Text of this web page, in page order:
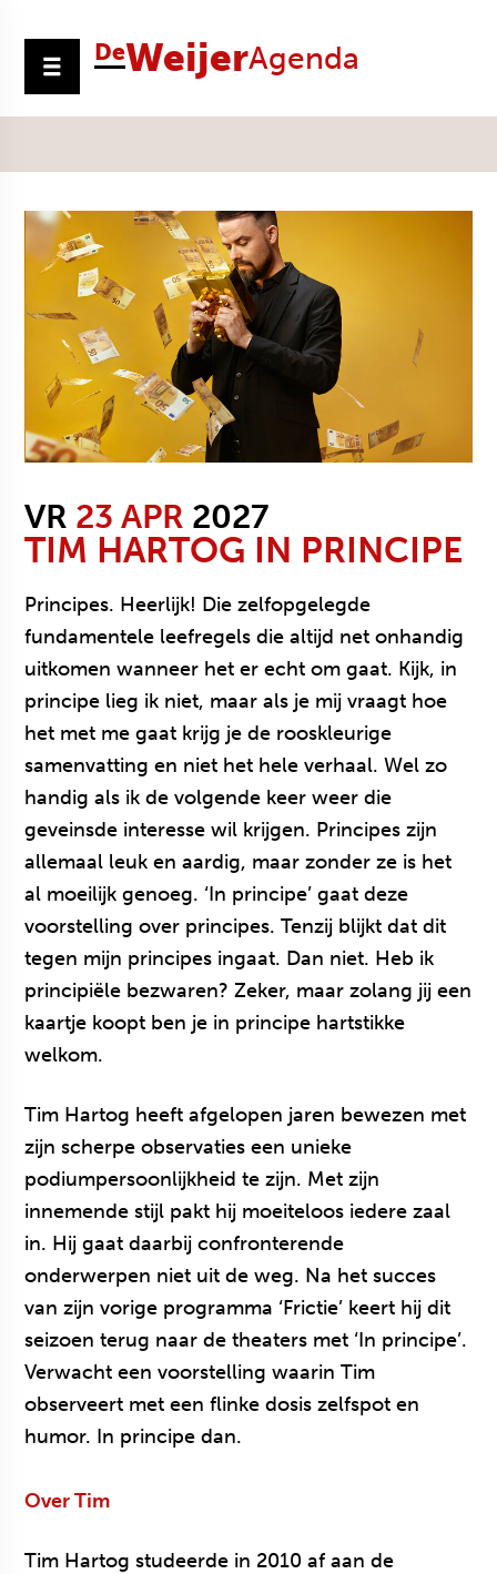
DeWeijerAgenda
VR 23 APR 2027
TIM HARTOG IN PRINCIPE
Principes. Heerlijk! Die zelfopgelegde
fundamentele leefregels die altijd net onhandig
uitkomen wanneer het er echt om gaat. Kijk, in
principe lieg ik niet, maar als je mij vraagt hoe
het met me gaat krijg je de rooskleurige
samenvatting en niet het hele verhaal. Wel zo
handig als ik de volgende keer weer die
geveinsde interesse wil krijgen. Principes zijn
allemaal leuk en aardig, maar zonder ze is het
al moeilijk genoeg. ‘In principe’ gaat deze
voorstelling over principes. Tenzij blijkt dat dit
tegen mijn principes ingaat. Dan niet. Heb ik
principiële bezwaren? Zeker, maar zolang jij een
kaartje koopt ben je in principe hartstikke
welkom.
Tim Hartog heeft afgelopen jaren bewezen met
zijn scherpe observaties een unieke
podiumpersoonlijkheid te zijn. Met zijn
innemende stijl pakt hij moeiteloos iedere zaal
in. Hij gaat daarbij confronterende
onderwerpen niet uit de weg. Na het succes
van zijn vorige programma ‘Frictie’ keert hij dit
seizoen terug naar de theaters met ‘In principe’.
Verwacht een voorstelling waarin Tim
observeert met een flinke dosis zelfspot en
humor. In principe dan.
Over Tim
Tim Hartog studeerde in 2010 af aan de